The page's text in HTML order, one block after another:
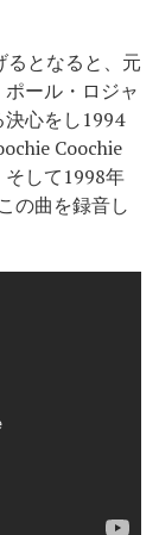
るとなると、元
ール・ロジャ
心をし1994
Coochie
そして1998年
の曲を録音し